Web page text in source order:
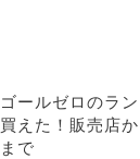
ゴールゼロのラ
買えた！販売店
まで